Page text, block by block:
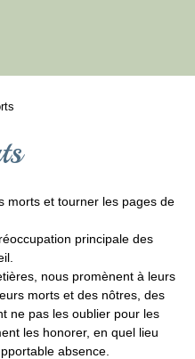
morts et tourner les pages de
principale des
nous promènent à leurs
morts et des nôtres, des
ne pas les oublier pour les
les honorer, en quel lieu
absence.